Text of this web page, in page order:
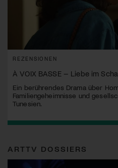
REZENSIONEN
À VOIX BASSE – Liebe im
Ein berührendes Drama über
Familiengeheimnisse und
Tunesien.
ARTTV DOSSIERS